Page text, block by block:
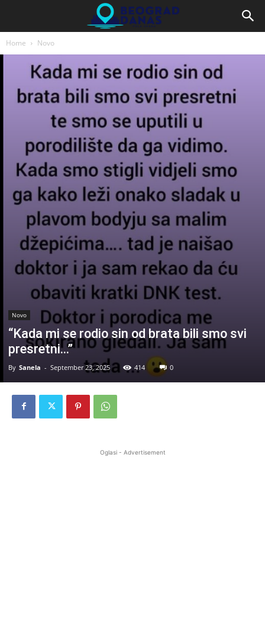
Home Novo
Novo
“Kada mi se rodio sin od brata bili smo svi
presretni…”
By Sanela - September 23, 2025 414 0
Oglasi - Advertisement